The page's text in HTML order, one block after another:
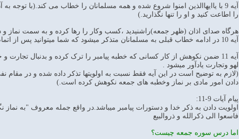
آیه 9 با یاایهاالذین امنوا شروع شده و همه مسلمانان را خطاب می کند.(با
را اطاعت کنید و او را تنها نگذارید.)
هرگاه صدای اذان (ظهر جمعه)راشنیدید ،کسب وکار را رها کرده و به سمت نماز و
آیه 10 در ادامه خطاب قبلی به مسلمانان متذکر میشود که شما میتوانید پس از اتمام نماز ،دوباره به طلب روزی و ادامه کار خود بروید.
آیه 11 ضمن نکوهش از کار کسانی که خطبه پیامبر را ترک کرده و بدنبال
لهو وتجارت یادآور میشود .
(لازم به توضیح است در این آیه فقط نسبت به اولویتها تذکر داده شده و در مقام
دادن امور مادی بر نماز وخطبه های جمعه نکوهش کرده است.)
پیام آیات 9-11:
اولویت دادن به ذکر خدا و دستورات پیامبر میباشد.در واقع جمله معروف "به
فاسعوا الی ذکرالله و ذروالبیع
اما درس سوره جمعه چیست؟